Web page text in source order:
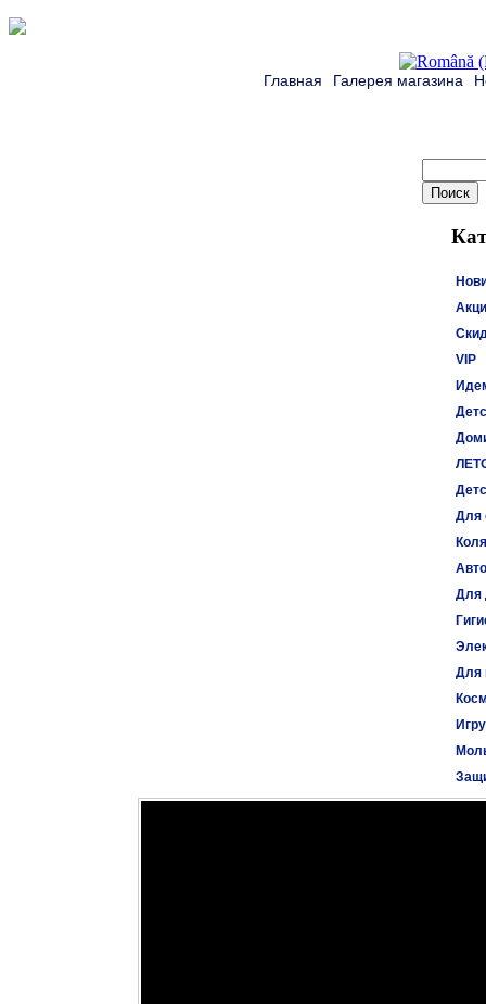
Главная Галерея магазина
VIP
Для
Для
Для